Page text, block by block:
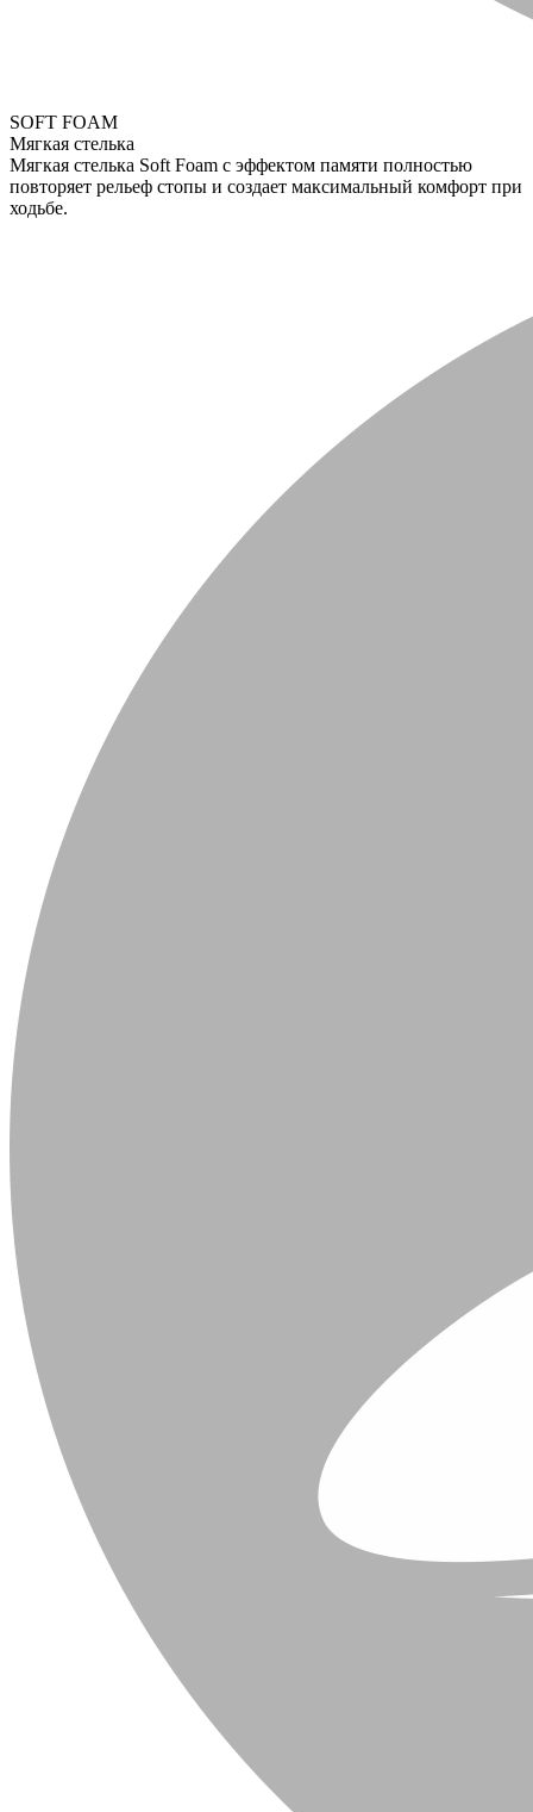
SOFT FOAM
Мягкая стелька
Мягкая стелька Soft Foam с эффектом памяти полностью
повторяет рельеф стопы и создает максимальный комфорт при
ходьбе.